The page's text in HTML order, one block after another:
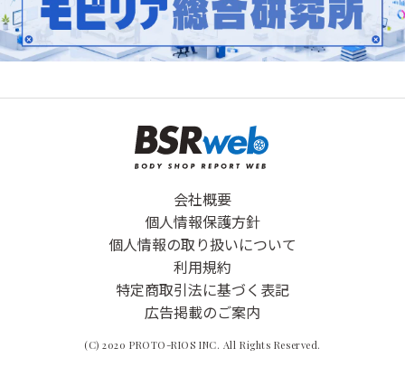
会社概要
個人情報保護方針
個人情報の取り扱いについて
利用規約
特定商取引法に基づく表記
広告掲載のご案内
(C) 2020 PROTO-RIOS INC. All Rights Reserved.